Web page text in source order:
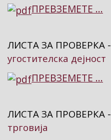
ПРЕВЗЕМЕТЕ ...
ЛИСТА ЗА ПРОВЕРКА -
угостителска дејност
ПРЕВЗЕМЕТЕ ...
ЛИСТА ЗА ПРОВЕРКА -
трговија